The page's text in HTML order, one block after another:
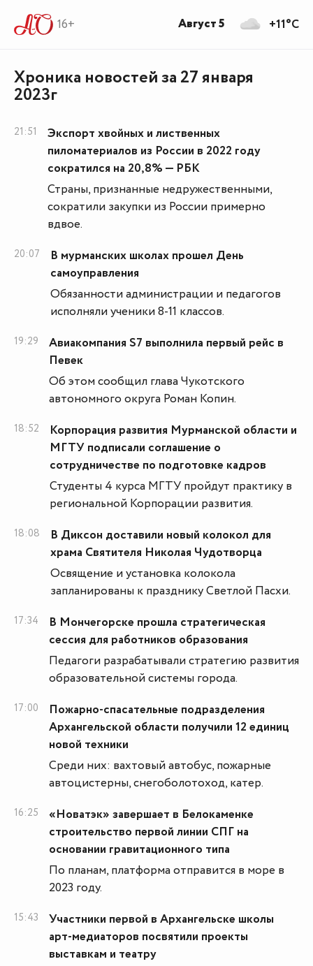
16+
Хроника новостей за 27 января
2023г
21:51
Экспорт хвойных и лиственных
пиломатериалов из России в 2022 году
сократился на 20,8% — РБК
Страны, признанные недружественными,
сократили закупки из России примерно
вдвое.
20:07
В мурманских школах прошел День
самоуправления
Обязанности администрации и педагогов
исполняли ученики 8-11 классов.
19:29
Авиакомпания S7 выполнила первый рейс в
Певек
Об этом сообщил глава Чукотского
автономного округа Роман Копин.
18:52
Корпорация развития Мурманской области и
МГТУ подписали соглашение о
сотрудничестве по подготовке кадров
Студенты 4 курса МГТУ пройдут практику в
региональной Корпорации развития.
18:08
В Диксон доставили новый колокол для
храма Святителя Николая Чудотворца
Освящение и установка колокола
запланированы к празднику Светлой Пасхи.
17:34
В Мончегорске прошла стратегическая
сессия для работников образования
Педагоги разрабатывали стратегию развития
образовательной системы города.
17:00
Пожарно-спасательные подразделения
Архангельской области получили 12 единиц
новой техники
Среди них: вахтовый автобус, пожарные
автоцистерны, снегоболотоход, катер.
16:25
«Новатэк» завершает в Белокаменке
строительство первой линии СПГ на
основании гравитационного типа
По планам, платформа отправится в море в
2023 году.
15:43
Участники первой в Архангельске школы
арт-медиаторов посвятили проекты
выставкам и театру
+11°C
Август 5